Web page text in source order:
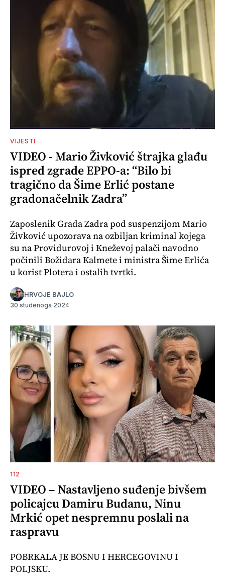
VIJESTI
VIDEO - Mario Živković štrajka glađu
ispred zgrade EPPO-a: “Bilo bi
tragično da Šime Erlić postane
gradonačelnik Zadra”
Zaposlenik Grada Zadra pod suspenzijom Mario
Živković upozorava na ozbiljan kriminal kojega
su na Providurovoj i Kneževoj palači navodno
počinili Božidara Kalmete i ministra Šime Erlića
u korist Plotera i ostalih tvrtki.
HRVOJE BAJLO
30 studenoga 2024
112
VIDEO – Nastavljeno suđenje bivšem
policajcu Damiru Budanu, Ninu
Mrkić opet nespremnu poslali na
raspravu
POBRKALA JE BOSNU I HERCEGOVINU I
POLJSKU.